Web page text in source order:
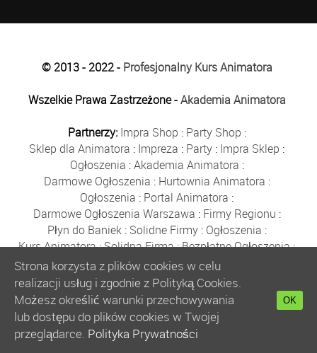
© 2013 - 2022 - Profesjonalny Kurs Animatora
Wszelkie Prawa Zastrzeżone -Akademia Animatora
Partnerzy: Impra Shop : Party Shop :
Sklep dla Animatora : Impreza : Party : Impra Sklep :
Ogłoszenia :Akademia Animatora :
Darmowe Ogłoszenia : Hurtownia Animatora :
Ogłoszenia : Portal Animatora :
Darmowe Ogłoszenia Warszawa : Firmy Regionu :
Płyn do Baniek: Solidne Firmy: Ogłoszenia :
Kurs Animatora:Solidna Firma:Bezpłatne Ogłoszenia:
Animator Czasu Wolnego:
Bezpłatne Ogłoszenia Warszawa:sklep animatora
Bańki Mydlane:Bezpłatne Ogłoszenia
Szkolenie Animatorów:Kurs Animatora
:
Kurs Animatora Warszawa :Rumia
Kurs Animatora Poznań:
Strona korzysta z plików cookies w celu
realizacji usług i zgodnie z Polityką Cookies.
Możesz określić warunki przechowywania
lub dostępu do plików cookies w Twojej
przeglądarce. Polityka Prywatności
OK